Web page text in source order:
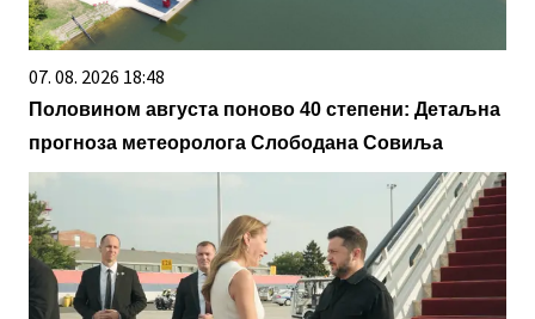
07. 08. 2026 18:48
Половином августа поново 40 степени: Детаљна
прогноза метеоролога Слободана Совиља